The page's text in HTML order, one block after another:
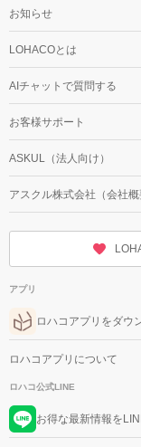
お知らせ
LOHACOとは
AIチャットで質問する
お客様サポート
ASKUL（法人向け）
アスクル株式会社（会社概
アプリ
ロハコアプリをダウ
ロハコアプリについて
ロハコ公式LINE
お得な最新情報を